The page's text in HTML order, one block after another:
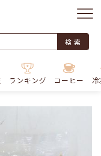
検 索
ランキング コーヒー